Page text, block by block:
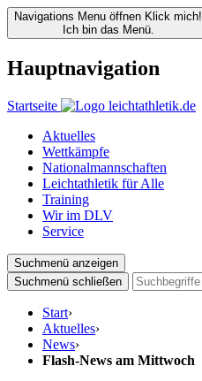
Navigations Menu öffnen Klick mich!
Ich bin das Menü.
Hauptnavigation
Startseite
Aktuelles
Wettkämpfe
Nationalmannschaften
Leichtathletik für Alle
Training
Wir im DLV
Service
Suchmenü anzeigen
Suchmenü schließen
Start›
Aktuelles›
News›
Flash-News am Mittwoch